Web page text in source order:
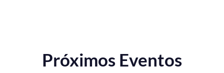
Próximos Eventos